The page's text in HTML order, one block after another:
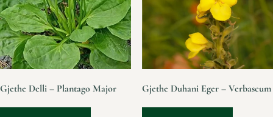
Gjethe Delli – Plantago Major Gjethe Duhani Eger – Verbascum